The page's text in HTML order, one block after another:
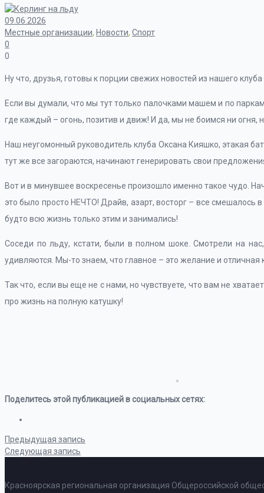
09.06.2026
Местные организации, Новости, Спорт
0
0
Ну что, друзья, готовы к порции свежих новостей из нашего
Если вы думали, что мы тут только палочками машем и по
где каждый – огонь, позитив и движ! И да, мы не боимся ни огня,
Наш неугомонный руководитель клуба Оксана Кияшко, этакая
тут же все загораются, начинают генерировать свои
Вот и в минувшее воскресенье произошло именно такое чудо.
это было просто НЕЧТО! Драйв, азарт, восторг – все смешалось
будто всю жизнь только этим и занимались!
Соседи по льду, кстати, были в полном шоке. Смотрели на
удивляются. Мы-то знаем, что главное – это желание и отличная
Так что, если вы еще не с нами, но чувствуете, что вам не
про жизнь на полную катушку!
Поделитесь этой публикацией в социальных сетях:
Предыдущая запись
Следующая запись
Красноярская региональная организация Общероссийской